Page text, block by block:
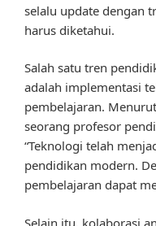
selalu update dengan
harus diketahui.
Salah satu tren
adalah implementasi
pembelajaran.
seorang profesor
“Teknologi telah
pendidikan modern.
pembelajaran dapat
Selain itu, kolaborasi